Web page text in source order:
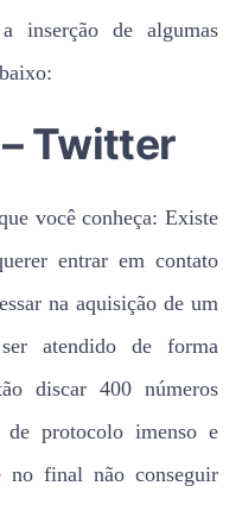
inserção de algumas
Twitter
você conheça: Existe
entrar em contato
na aquisição de um
atendido de forma
discar 400 números
protocolo imenso e
no final não conseguir